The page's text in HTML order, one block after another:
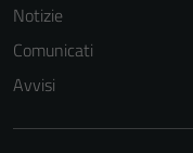
Notizie
Comunicati
Avvisi